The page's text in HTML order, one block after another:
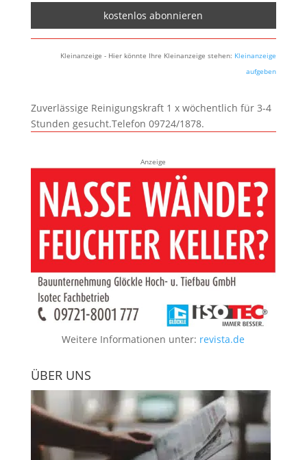
Kleinanzeige - Hier könnte Ihre Kleinanzeige stehen: Kleinanzeige
aufgeben
Zuverlässige Reinigungskraft 1 x wöchentlich für 3-4
Stunden gesucht.Telefon 09724/1878.
Anzeige
Weitere Informationen unter: revista.de
ÜBER UNS